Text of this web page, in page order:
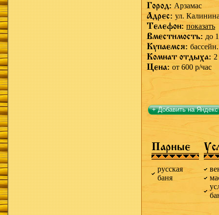
Город: Арзамас
Адрес: ул.
Телефон: показать
Вместимость: до
Купаемся: бассейн.
Комнат отдыха: 2
Цена: от 600 р/час
+ Добавить на Яндекс
Парные
русская
баня